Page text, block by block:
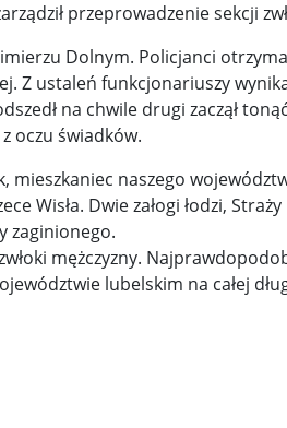
gniazdo os odkryto w
noc w Kijowie. Rosja dwa razy
Trumpowi udało się zapobiec
w chwili ciszy ... Perspektywa
murów ... Gazowe Imperium
Brytania: Lesbijka została
przeprowadzenie sekcji
Dolnym. Policjanci
Z ustaleń funkcjonariuszy
na chwile drugi zaczął
oczu świadków.
mieszkaniec naszego
Wisła. Dwie załogi łodzi,
zaginionego.
mężczyzny.
lubelskim na całej